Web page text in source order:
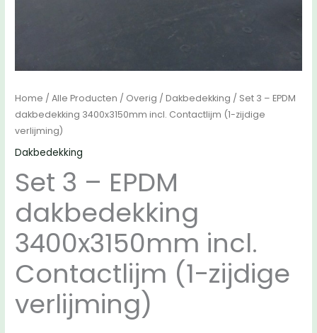
Home /Alle Producten / Overig /Dakbedekking / Set 3 – EPDM
dakbedekking 3400x3150mm incl. Contactlijm (1-zijdige
verlijming)
Dakbedekking
Set 3 – EPDM
dakbedekking
3400x3150mm incl.
Contactlijm (1-zijdige
verlijming)